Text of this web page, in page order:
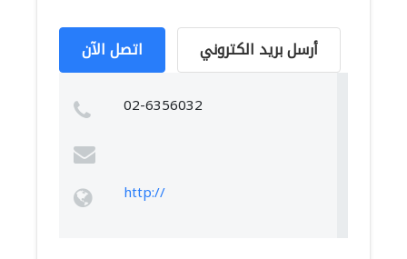
اتصل الآن أرسل بريد الكتروني
02-6356032
http://